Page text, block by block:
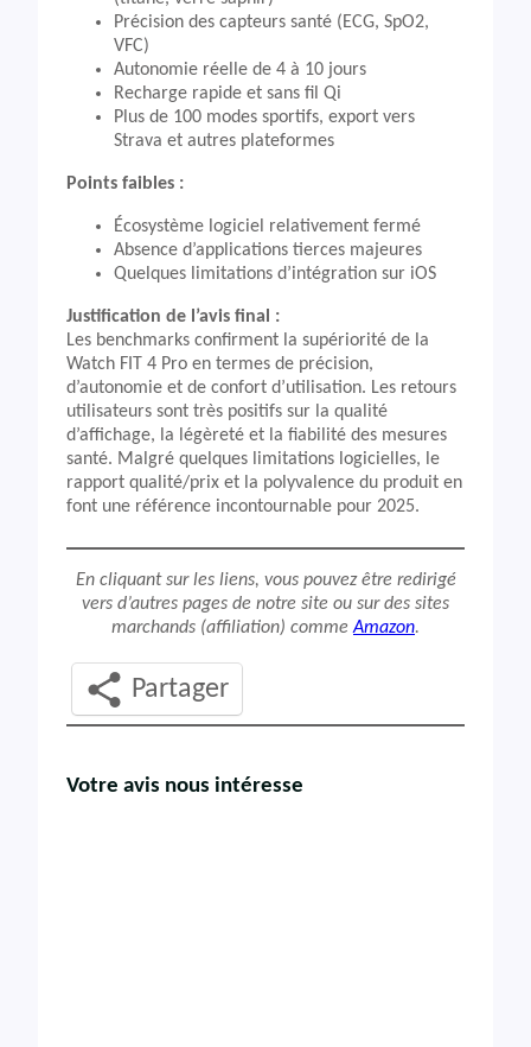
Précision des capteurs santé (ECG, SpO2,
VFC)
Autonomie réelle de 4 à 10 jours
Recharge rapide et sans fil Qi
Plus de 100 modes sportifs, export vers
Strava et autres plateformes
Points faibles :
Écosystème logiciel relativement fermé
Absence d’applications tierces majeures
Quelques limitations d’intégration sur iOS
Justification de l’avis final :
Les benchmarks confirment la supériorité de la
Watch FIT 4 Pro en termes de précision,
d’autonomie et de confort d’utilisation. Les retours
utilisateurs sont très positifs sur la qualité
d’affichage, la légèreté et la fiabilité des mesures
santé. Malgré quelques limitations logicielles, le
rapport qualité/prix et la polyvalence du produit en
font une référence incontournable pour 2025.
En cliquant sur les liens, vous pouvez être redirigé
vers d’autres pages de notre site ou sur des sites
marchands (affiliation) commeAmazon.
Partager
Votre avis nous intéresse